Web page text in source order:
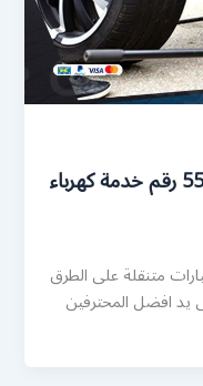
خدمة بنشر جابر العلي 55566920 رقم خدمة كهرباء
متنقلة على الطرق
يد افضل المحترفين